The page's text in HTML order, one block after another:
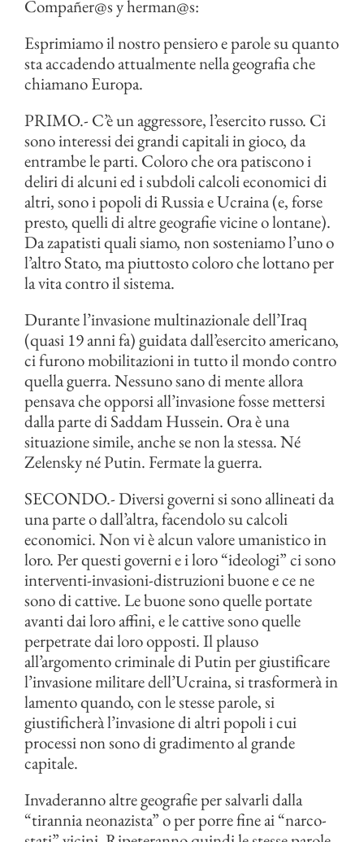
Compañer@s y herman@s:
Esprimiamo il nostro pensiero e parole su quanto
sta accadendo attualmente nella geografia che
chiamano Europa.
PRIMO.- C’è un aggressore, l’esercito russo. Ci
sono interessi dei grandi capitali in gioco, da
entrambe le parti. Coloro che ora patiscono i
deliri di alcuni ed i subdoli calcoli economici di
altri, sono i popoli di Russia e Ucraina (e, forse
presto, quelli di altre geografie vicine o lontane).
Da zapatisti quali siamo, non sosteniamo l’uno o
l’altro Stato, ma piuttosto coloro che lottano per
la vita contro il sistema.
Durante l’invasione multinazionale dell’Iraq
(quasi 19 anni fa) guidata dall’esercito americano,
ci furono mobilitazioni in tutto il mondo contro
quella guerra. Nessuno sano di mente allora
pensava che opporsi all’invasione fosse mettersi
dalla parte di Saddam Hussein. Ora è una
situazione simile, anche se non la stessa. Né
Zelensky né Putin. Fermate la guerra.
SECONDO.- Diversi governi si sono allineati da
una parte o dall’altra, facendolo su calcoli
economici. Non vi è alcun valore umanistico in
loro. Per questi governi e i loro “ideologi” ci sono
interventi-invasioni-distruzioni buone e ce ne
sono di cattive. Le buone sono quelle portate
avanti dai loro affini, e le cattive sono quelle
perpetrate dai loro opposti. Il plauso
all’argomento criminale di Putin per giustificare
l’invasione militare dell’Ucraina, si trasformerà in
lamento quando, con le stesse parole, si
giustificherà l’invasione di altri popoli i cui
processi non sono di gradimento al grande
capitale.
Invaderanno altre geografie per salvarli dalla
“tirannia neonazista” o per porre fine ai “narco-